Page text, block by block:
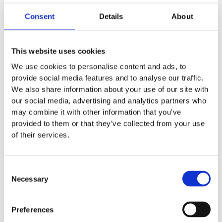
Consent Details About
This website uses cookies
We use cookies to personalise content and ads, to
provide social media features and to analyse our traffic.
We also share information about your use of our site with
our social media, advertising and analytics partners who
may combine it with other information that you’ve
provided to them or that they’ve collected from your use
of their services.
Selection
Necessary
Preferences
Körper im Alter weniger Östrogen produziert. Ganz klar,
die Symptome sind diffus und vielseitig. Die
führen, zu Schlafstörungen und depressiven
Verstimmungen. Und zu oft tun wir so, als wären diese
Wechseljahresbeschwerden nicht der Rede wert. Wir
leiden im Stillen und ignorieren dadurch mögliche
Risiken der Wechseljahre.[KT1] [ha2] Darum ist es so
wichtig, dass wir uns über unsere Erfahrungen
austauschen, mit unseren Ärzt:innen reden und uns nicht
abwimmeln lassen, weil jemand uns das Gefühl gibt,
dass Wechseljahresbeschwerden nicht schlimm sind.
Nebensache, sondern die Grundlage für ein gutes Leben
Quellen: